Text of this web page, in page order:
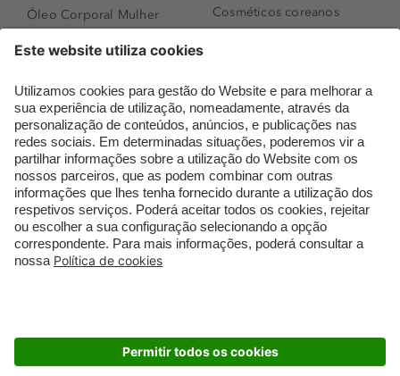
Óleo Corporal Mulher
Sérum de Rosto
Body mist & Spray
corporal
Produtos para Cabelo
Homem
Espuma de Limpeza
Facial
Dermocosmética
Cosméticos coreanos
Perfumes árabes
Novidades
Melhores Perfumes
Femininos
TOP 10: Perfumes
Masculinos
Pestanas Postiças
Creme Rosto Homem
Embalagens Sustentáveis